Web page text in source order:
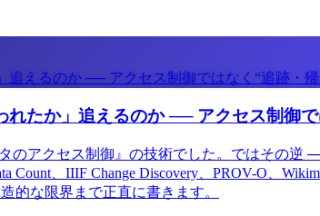
えるのか ── アクセス制御ではなく“追跡・
れたか」追えるのか ── アクセス制御
のアクセス制御』の技術でした。ではその逆
Count、IIIF Change Discovery、PROV-O、
的な限界まで正直に書きます。